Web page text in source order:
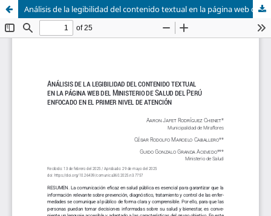
Análisis de la legibilidad del contenido textual en la página web del Ministerio de Salud del Perú enfocado en el primer nivel de atención